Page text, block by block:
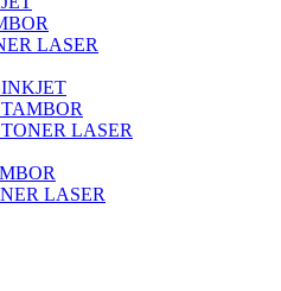
LASER
LASER
LASER